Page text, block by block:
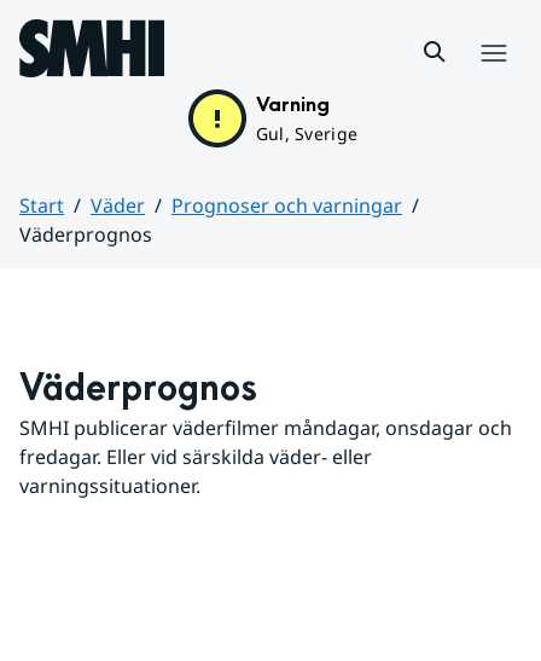
Hoppa till sidans innehåll
Varning
Gul, Sverige
Start Väder
Prognoser och varningar
Väderprognos
Väderprognos
SMHI publicerar väderfilmer måndagar, onsdagar och
fredagar. Eller vid särskilda väder- eller
varningssituationer.